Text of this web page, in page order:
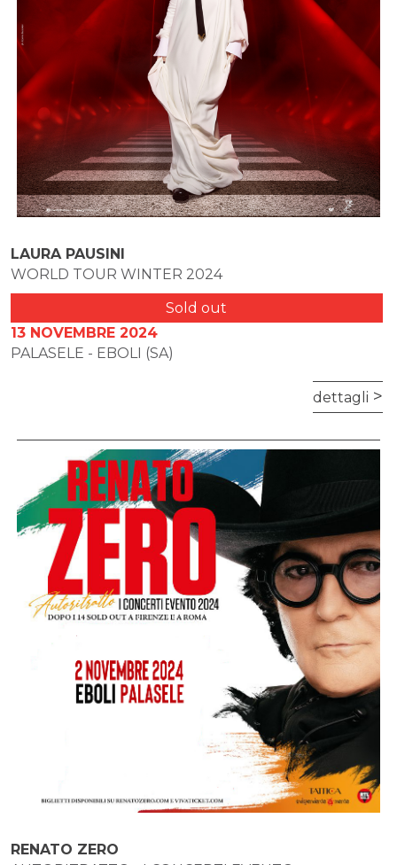
LAURA PAUSINI
WORLD TOUR WINTER 2024
Sold out
13 NOVEMBRE 2024
PALASELE - EBOLI (SA)
dettagli
RENATO ZERO